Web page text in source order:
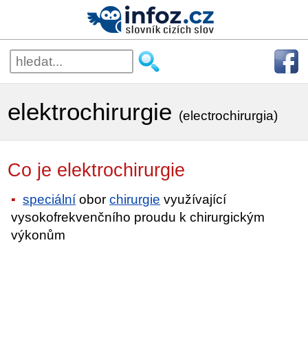
elektrochirurgie (electrochirurgia)
Co je elektrochirurgie
speciální oborchirurgie využívající
vysokofrekvenčního proudu k chirurgickým
výkonům